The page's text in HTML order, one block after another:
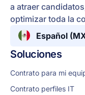
a atraer
optimizar toda la
Español
Soluciones
Contrato para mi
Contrato perfiles IT